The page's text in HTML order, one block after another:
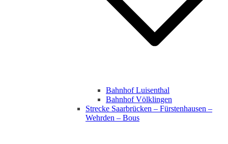
Bahnhof Luisenthal
Bahnhof Völklingen
Strecke Saarbrücken – Fürstenhausen –
Wehrden – Bous